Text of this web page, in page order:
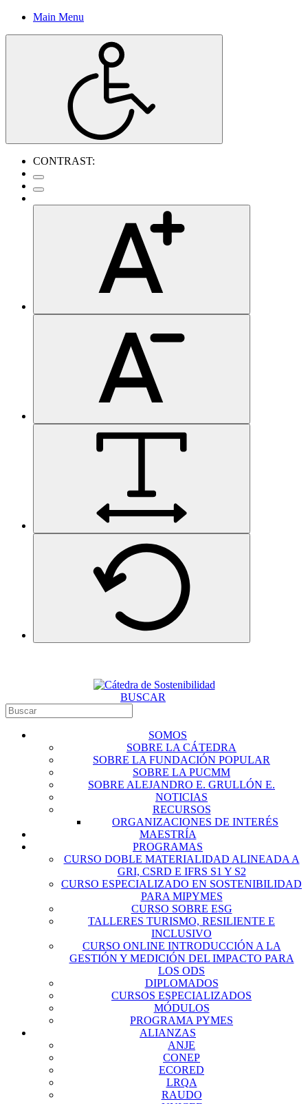
Main Menu
CONTRAST:
BUSCAR
SOMOS
SOBRE LA CÁTEDRA
SOBRE LA FUNDACIÓN POPULAR
SOBRE LA PUCMM
SOBRE ALEJANDRO E. GRULLÓN E.
NOTICIAS
RECURSOS
ORGANIZACIONES DE INTERÉS
MAESTRÍA
PROGRAMAS
CURSO DOBLE MATERIALIDAD ALINEADA A
GRI, CSRD E IFRS S1 Y S2
CURSO ESPECIALIZADO EN SOSTENIBILIDAD
PARA MIPYMES
CURSO SOBRE ESG
TALLERES TURISMO, RESILIENTE E
INCLUSIVO
CURSO ONLINE INTRODUCCIÓN A LA
GESTIÓN Y MEDICIÓN DEL IMPACTO PARA
LOS ODS
DIPLOMADOS
CURSOS ESPECIALIZADOS
MÓDULOS
PROGRAMA PYMES
ALIANZAS
ANJE
CONEP
ECORED
LRQA
RAUDO